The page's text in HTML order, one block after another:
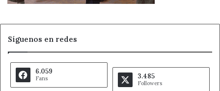
Síguenos en redes
6.059
Fans 3.485
Followers